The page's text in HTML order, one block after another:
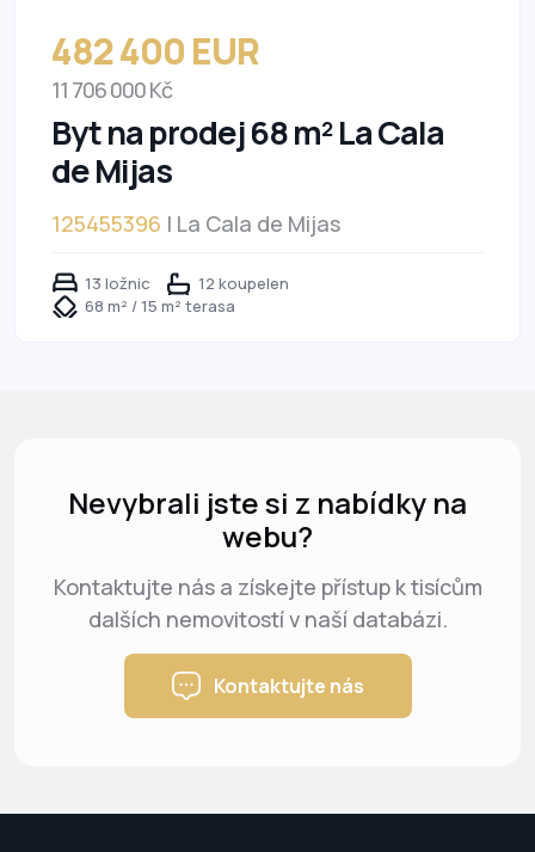
482 400 EUR
11 706 000 Kč
Byt na prodej 68 m² La Cala
de Mijas
125455396 | La Cala de Mijas
13 ložnic
12 koupelen
68 m² / 15 m² terasa
Nevybrali jste si z nabídky na
webu?
Kontaktujte nás a získejte přístup k tisícům
dalších nemovitostí v naší databázi.
Kontaktujte nás